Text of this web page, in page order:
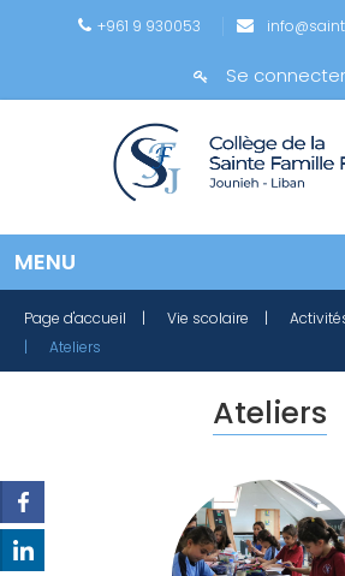
+961 9 930053
Se connecter
Page d'accueil | Vie scolaire
|
| Ateliers
Ateliers